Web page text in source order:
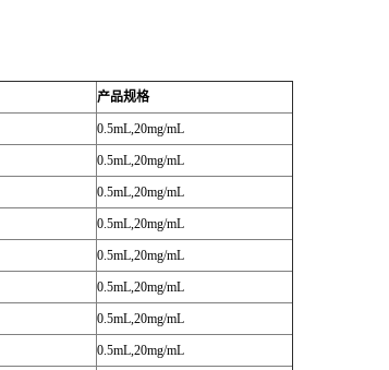
产品规格
0.5mL,20mg/mL
0.5mL,20mg/mL
0.5mL,20mg/mL
0.5mL,20mg/mL
0.5mL,20mg/mL
0.5mL,20mg/mL
0.5mL,20mg/mL
0.5mL,20mg/mL